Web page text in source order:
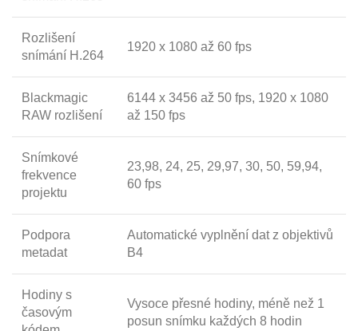
Rozlišení
snímání H.264
1920 x 1080 až 60 fps
Blackmagic
RAW rozlišení
6144 x 3456 až 50 fps, 1920 x 1080
až 150 fps
Snímkové
frekvence
projektu
23,98, 24, 25, 29,97, 30, 50, 59,94,
60 fps
Podpora
metadat
Automatické vyplnění dat z objektivů
B4
Hodiny s
časovým
Vysoce přesné hodiny, méně než 1
posun snímku každých 8 hodin